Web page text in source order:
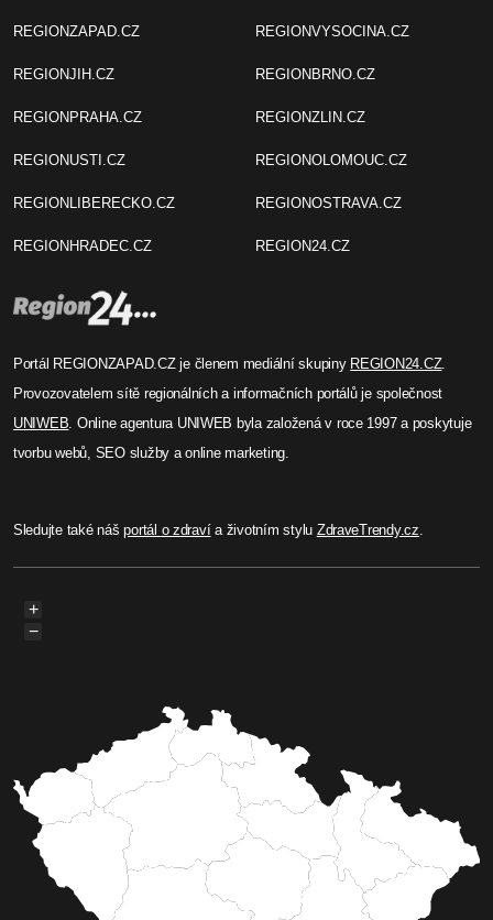
REGIONZAPAD.CZ
REGIONJIH.CZ
REGIONPRAHA.CZ
REGIONUSTI.CZ
REGIONLIBERECKO.CZ
REGIONHRADEC.CZ
REGIONVYSOCINA.CZ
REGIONBRNO.CZ
REGIONZLIN.CZ
REGIONOLOMOUC.CZ
REGIONOSTRAVA.CZ
REGION24.CZ
Portál REGIONZAPAD.CZ je členem mediální skupiny REGION24.CZ.
Provozovatelem sítě regionálních a informačních portálů je společnost
UNIWEB. Online agentura UNIWEB byla založená v roce 1997 a poskytuje
tvorbu webů, SEO služby a online marketing.
Sledujte také nášportál o zdravía životním stylu ZdraveTrendy.cz.
+
−